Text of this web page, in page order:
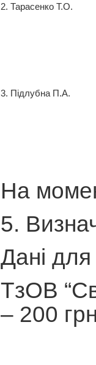
2. Тарасенко Т.О.
3. Підлубна П.А.
На
5.
Дані
ТзОВ
– 200